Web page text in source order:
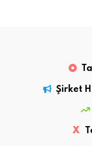
Şirket
X